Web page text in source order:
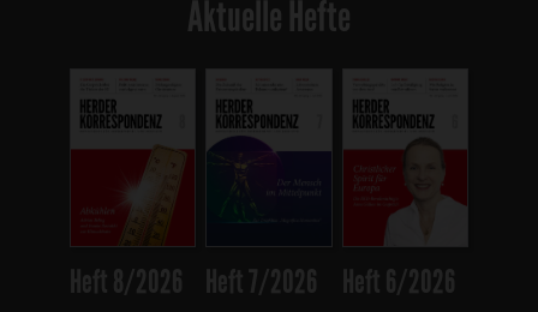
Aktuelle Hefte
Heft 8/2026 Heft 7/2026 Heft 6/2026